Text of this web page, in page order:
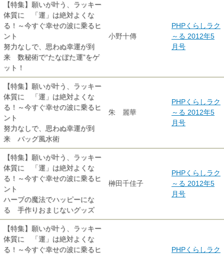
【特集】願いが叶う、ラッキー
体質に 「運」は絶対よくな
る！～今すぐ幸せの波に乗るヒ
ント
努力なしで、思わぬ幸運が到
来 数秘術で“たなぼた運”をゲ
ット！
小野十傳
PHPくらしラク
～る 2012年5
月号
【特集】願いが叶う、ラッキー
体質に 「運」は絶対よくな
る！～今すぐ幸せの波に乗るヒ
ント
努力なしで、思わぬ幸運が到
来 バッグ風水術
朱 麗華
PHPくらしラク
～る 2012年5
月号
【特集】願いが叶う、ラッキー
体質に 「運」は絶対よくな
る！～今すぐ幸せの波に乗るヒ
ント
ハーブの魔法でハッピーにな
る 手作りおまじないグッズ
榊田千佳子
PHPくらしラク
～る 2012年5
月号
【特集】願いが叶う、ラッキー
体質に 「運」は絶対よくな
る！～今すぐ幸せの波に乗るヒ
PHPくらしラク